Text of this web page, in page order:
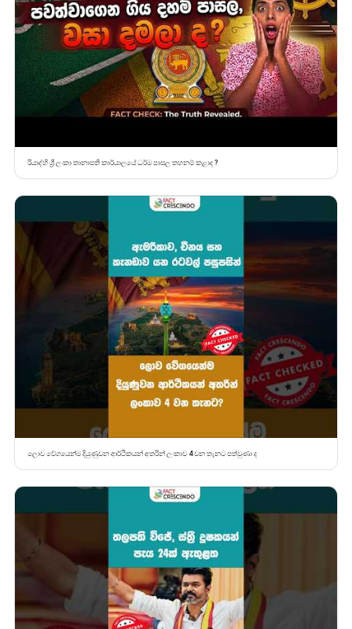
රියාද්හි ශ්‍රී ලංකා තානාපති කාර්යාලයේ ධර්ම පාසල තහනම් කළාද ?
ලොව වේගයෙන්ම දියුණුවන ආර්ථිකයන් අතරින් ලංකාව 4 වන තැනට පත්වුණා ද